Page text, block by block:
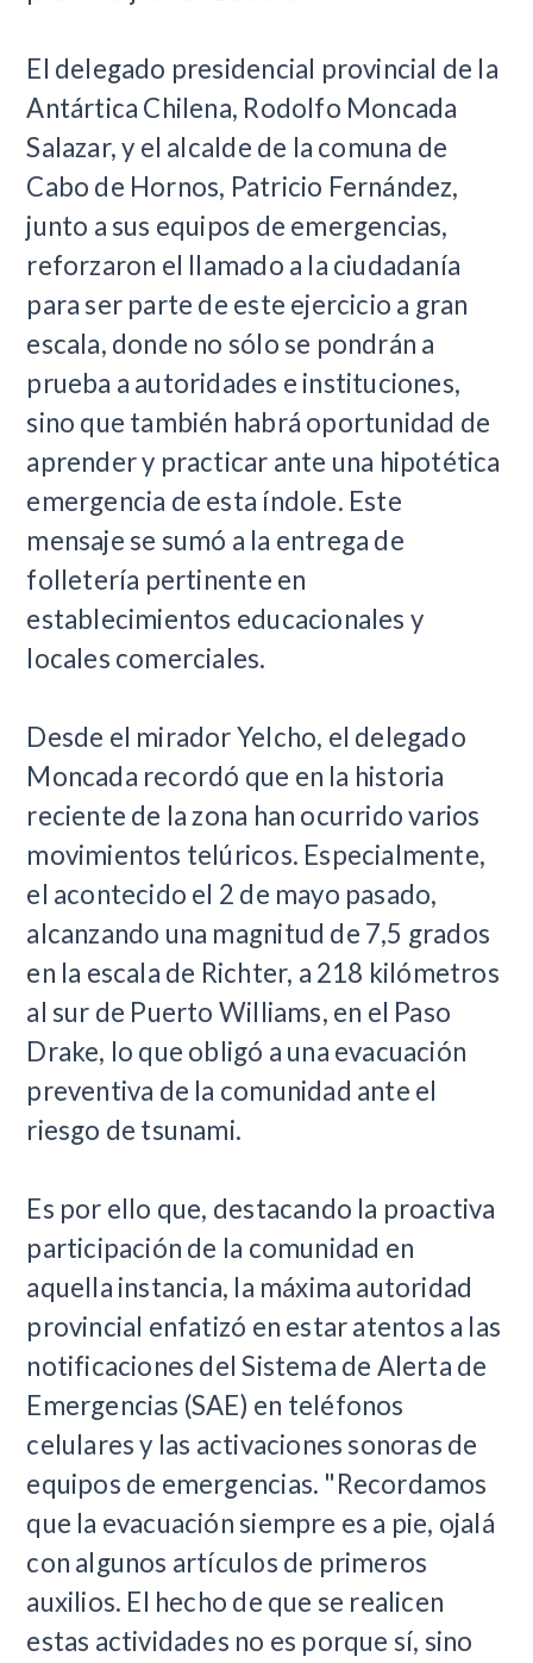
El delegado presidencial provincial de la
Antártica Chilena, Rodolfo Moncada
Salazar, y el alcalde de la comuna de
Cabo de Hornos, Patricio Fernández,
junto a sus equipos de emergencias,
reforzaron el llamado a la ciudadanía
para ser parte de este ejercicio a gran
escala, donde no sólo se pondrán a
prueba a autoridades e instituciones,
sino que también habrá oportunidad de
aprender y practicar ante una hipotética
emergencia de esta índole. Este
mensaje se sumó a la entrega de
folletería pertinente en
establecimientos educacionales y
locales comerciales.
Desde el mirador Yelcho, el delegado
Moncada recordó que en la historia
reciente de la zona han ocurrido varios
movimientos telúricos. Especialmente,
el acontecido el 2 de mayo pasado,
alcanzando una magnitud de 7,5 grados
en la escala de Richter, a 218 kilómetros
al sur de Puerto Williams, en el Paso
Drake, lo que obligó a una evacuación
preventiva de la comunidad ante el
riesgo de tsunami.
Es por ello que, destacando la proactiva
participación de la comunidad en
aquella instancia, la máxima autoridad
provincial enfatizó en estar atentos a las
notificaciones del Sistema de Alerta de
Emergencias (SAE) en teléfonos
celulares y las activaciones sonoras de
equipos de emergencias. "Recordamos
que la evacuación siempre es a pie, ojalá
con algunos artículos de primeros
auxilios. El hecho de que se realicen
estas actividades no es porque sí, sino